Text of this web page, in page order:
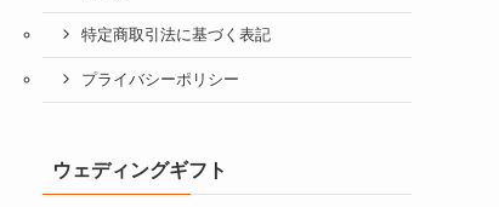
特定商取引法に基づく表記
プライバシーポリシー
ウェディングギフト